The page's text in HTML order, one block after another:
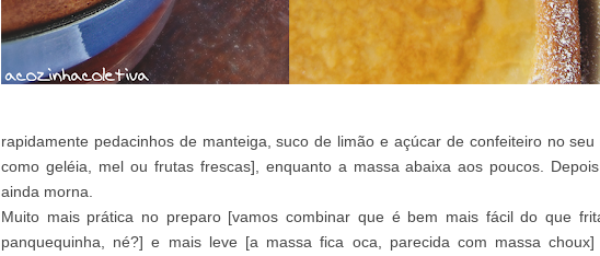
rapidamente pedacinhos de manteiga, suco de limão e açúcar de confeiteiro no
como geléia, mel ou frutas frescas], enquanto a massa abaixa aos poucos.
ainda morna.
Muito mais prática no preparo [vamos combinar que é bem mais fácil do que
panquequinha, né?] e mais leve [a massa fica oca, parecida com massa